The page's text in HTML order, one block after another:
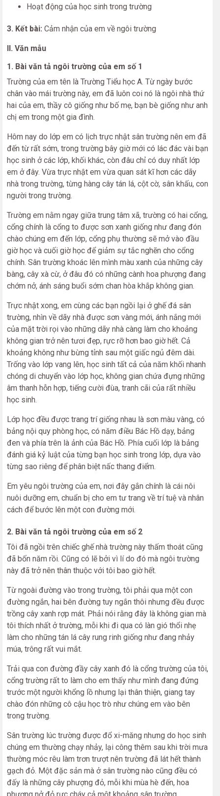
Hoạt động của học sinh trong trường
3. Kết bài: Cảm nhận của em về ngôi trường
II. Văn mẫu
1. Bài văn tả ngôi trường của em số 1
Trường của em tên là Trường Tiểu học A. Từ ngày bước
chân vào mái trường này, em đã luôn coi nó là ngôi nhà thứ
hai của em, thầy cô giống như bố mẹ, bạn bè giống như anh
chị em trong một gia đình.
Hôm nay do lớp em có lịch trực nhật sân trường nên em đã
đến từ rất sớm, trong trường bây giờ mới có lác đác vài bạn
học sinh ở các lớp, khối khác, còn đâu chỉ có duy nhất lớp
em ở đây. Vừa trực nhật em vừa quan sát kĩ hơn các dãy
nhà trong trường, từng hàng cây tán lá, cột cờ, sân khấu, con
người trong trường.
Trường em nằm ngay giữa trung tâm xã, trường có hai cổng,
cổng chính là cổng to được sơn xanh giống như đang đón
chào chúng em đến lớp, cổng phụ thường sẽ mở vào đầu
giờ học và cuối giờ học để giảm sự tắc nghẽn cho cổng
chính. Sân trường khoác lên mình màu xanh của những cây
bàng, cây xà cừ, ở đâu đó có những cành hoa phượng đang
chớm nở, ánh sáng buổi sớm chan hòa khắp không gian.
Trực nhật xong, em cùng các bạn ngồi lại ở ghế đá sân
trường, nhìn về dãy nhà được sơn vàng mới, ánh nắng mới
của mặt trời rọi vào những dãy nhà càng làm cho khoảng
không gian trở nên tươi đẹp, rực rỡ hơn bao giờ hết. Cả
khoảng không như bừng tỉnh sau một giấc ngủ đêm dài.
Trống vào lớp vang lên, học sinh tất cả của năm khối nhanh
chóng di chuyển vào lớp học, không gian chứa đựng những
âm thanh hỗn hợp, tiếng cười đùa, tranh cãi của rất nhiều
học sinh.
Lớp học đều được trang trí giống nhau là sơn màu vàng, có
bảng nội quy phòng học, có năm điều Bác Hồ dạy, bảng
đen và phía trên là ảnh của Bác Hồ. Phía cuối lớp là bảng
đánh giá kỷ luật của từng bạn học sinh trong lớp, dựa vào
từng sao riêng để phân biệt nấc thang điểm.
Em yêu ngôi trường của em, nơi đây gắn chính là cái nôi
nuôi dưỡng em, chuẩn bị cho em tư trang về trí tuệ và nhân
cách để bước lên một con đường mới.
2. Bài văn tả ngôi trường của em số 2
Tôi đã ngồi trên chiếc ghế nhà trường này thấm thoát cũng
đã bốn năm rồi. Cũng có lẽ bởi vì lí do đó mà ngôi trường
này đã trở nên thân thuộc với tôi bao giờ hết.
Từ ngoài đường vào trong trường, tôi phải qua một con
đường ngắn, hai bên đường tuy ngắn thôi nhưng đều được
trồng cây xanh rợp mát. Phải nói rằng đây là không gian mà
tôi thích nhất ở trường, mỗi khi đi qua có làn gió thổi nhẹ
làm cho những tán lá cây rung rinh giống như đang nhảy
múa, trông rất vui mắt.
Trải qua con đường đầy cây xanh đó là cổng trường của tôi,
cổng trường rất to làm cho em thấy như mình đang đứng
trước một người khổng lồ nhưng lại thân thiện, giang tay
chào đón những cô cậu học trò như chúng em vào bên
trong trường.
Sân trường lúc trường được đổ xi-măng nhưng do học sinh
chúng em thường chạy nhảy, lại công thêm sau khi trời mưa
thường móc rêu làm trơn trượt nên trường đã lát hết thành
gạch đỏ. Một đặc sản mà ở sân trường nào cũng đều có
đấy là những cây phượng đỏ, mỗi khi mùa hè đến, hoa